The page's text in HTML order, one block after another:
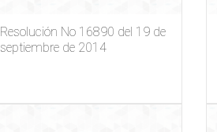
Resolución No 16890 del 19 de
septiembre de 2014